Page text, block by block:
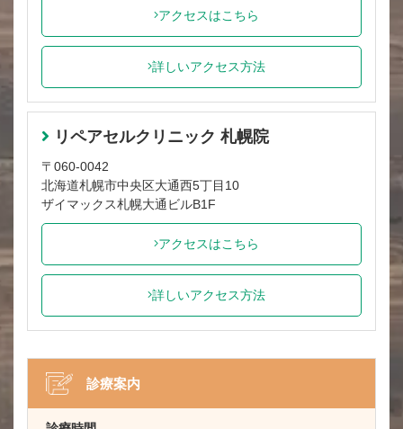
アクセスはこちら
詳しいアクセス方法
リペアセルクリニック 札幌院
〒060-0042
北海道札幌市中央区大通西5丁目10
ザイマックス札幌大通ビルB1F
アクセスはこちら
詳しいアクセス方法
診療案内